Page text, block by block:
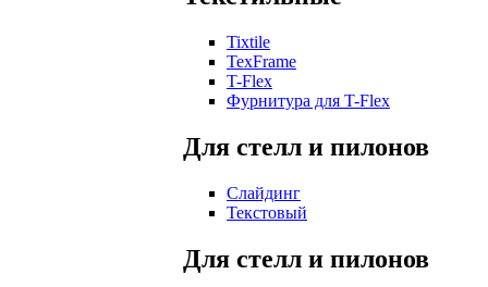
Tixtile
TexFrame
T-Flex
Фурнитура для T-Flex
Для стелл и пилонов
Слайдинг
Текстовый
Для стелл и пилонов